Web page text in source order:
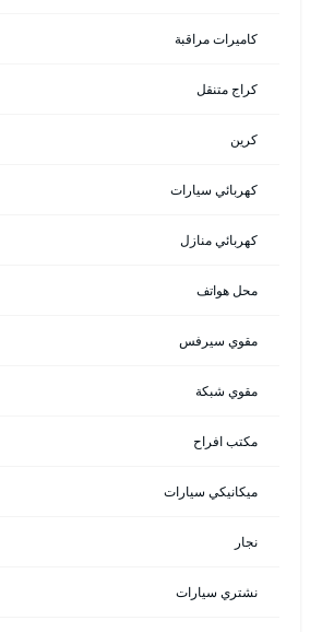
كاميرات مراقبة
كراج متنقل
كرين
كهربائي سيارات
كهربائي منازل
محل هواتف
مقوي سيرفس
مقوي شبكة
مكتب افراح
ميكانيكي سيارات
نجار
نشتري سيارات